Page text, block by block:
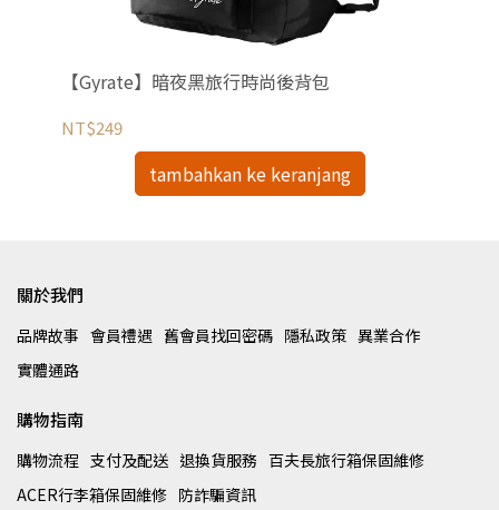
【Gyrate】暗夜黑旅行時尚後背包
NT$249
tambahkan ke keranjang
關於我們
品牌故事 會員禮遇 舊會員找回密碼 隱私政策 異業合作
實體通路
購物指南
購物流程 支付及配送 退換貨服務 百夫長旅行箱保固維修
ACER行李箱保固維修 防詐騙資訊